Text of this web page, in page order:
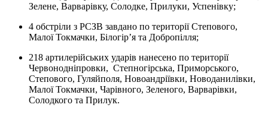
Зелене, Варварівку, Солодке, Прилуки, Успенівку;
4 обстріли з РСЗВ завдано по території Степового,
Малої Токмачки, Білогір’я та Добропілля;
218 артилерійських ударів нанесено по території
Червонодніпровки, Степногірська, Приморського,
Степового, Гуляйполя, Новоандріївки, Новоданилівки,
Малої Токмачки, Чарівного, Зеленого, Варварівки,
Солодкого та Прилук.